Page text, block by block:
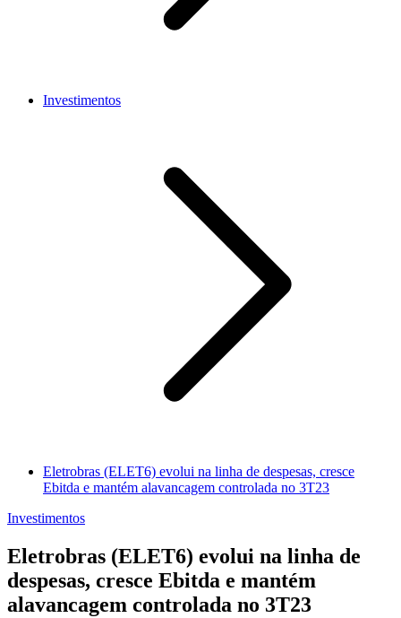
Investimentos
Eletrobras (ELET6) evolui na linha de despesas, cresce
Ebitda e mantém alavancagem controlada no 3T23
Investimentos
Eletrobras (ELET6) evolui na linha de
despesas, cresce Ebitda e mantém
alavancagem controlada no 3T23